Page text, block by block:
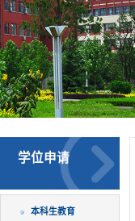
学位申请
本科生教育